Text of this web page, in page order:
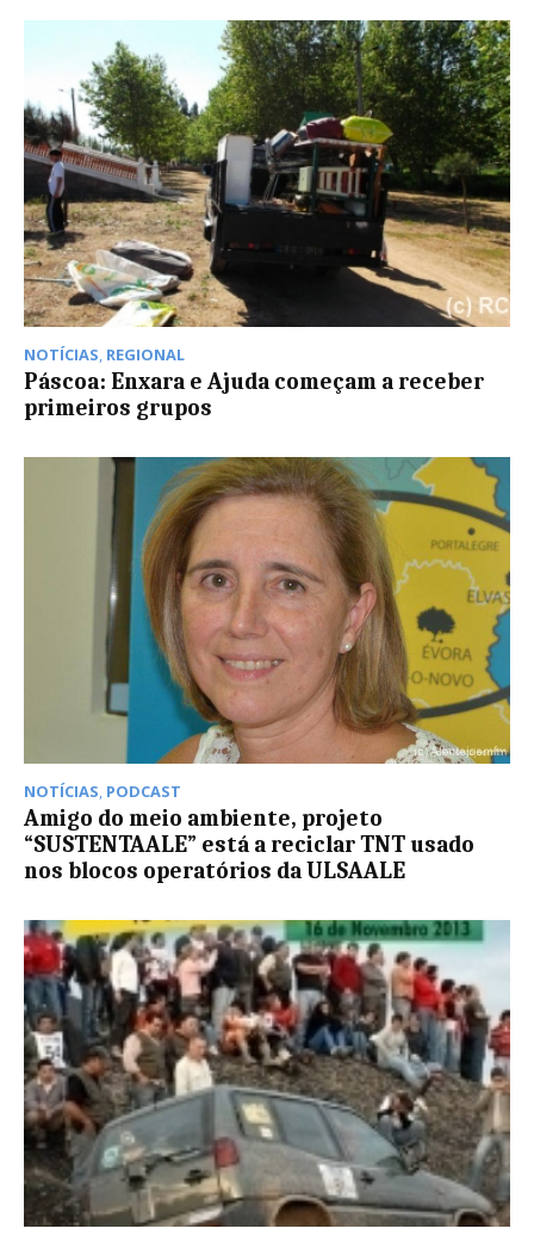
NOTÍCIAS, REGIONAL
Páscoa: Enxara e Ajuda começam a receber
primeiros grupos
NOTÍCIAS, PODCAST
Amigo do meio ambiente, projeto
“SUSTENTAALE” está a reciclar TNT usado
nos blocos operatórios da ULSAALE